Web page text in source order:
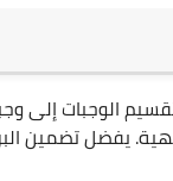
الوجبات إلى
يفضل تضمين